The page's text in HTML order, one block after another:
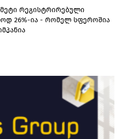
რეგისტრირებული
26%-ია - რომელ სფეროშია